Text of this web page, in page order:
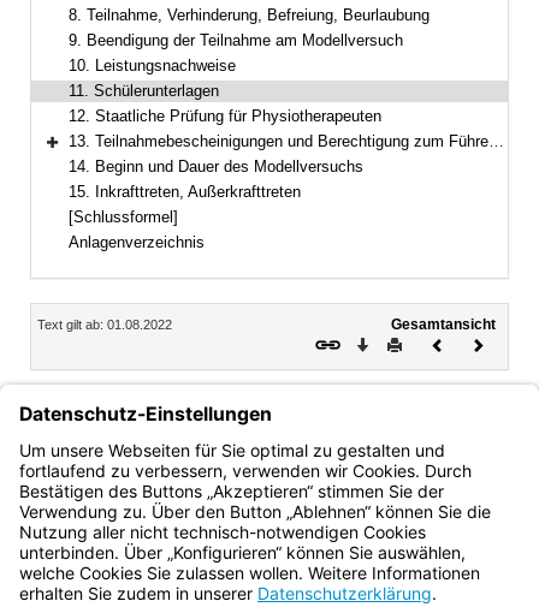
8. Teilnahme, Verhinderung, Befreiung, Beurlaubung
9. Beendigung der Teilnahme am Modellversuch
10. Leistungsnachweise
11. Schülerunterlagen
12. Staatliche Prüfung für Physiotherapeuten
Bereich erweitern
13. Teilnahmebescheinigungen und Berechtigung zum Führen der Berufsbezeichnung
14. Beginn und Dauer des Modellversuchs
15. Inkrafttreten, Außerkrafttreten
[Schlussformel]
Anlagenverzeichnis
Inhalt
Text gilt ab: 01.08.2022
Gesamtansicht
Download
DruckenVorheriges
Schülerunterlagen werden gemäß § 37 ff BaySchO von der
Berufsfachschule für Physiotherapie Wasserburg am Inn
geführt.
Bayern.de
BayernPortal